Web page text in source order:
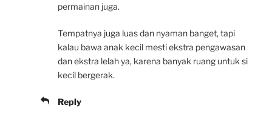
permainan juga.
Tempatnya juga luas dan nyaman banget, tapi
kalau bawa anak kecil mesti ekstra pengawasan
dan ekstra lelah ya, karena banyak ruang untuk si
kecil bergerak.
Reply